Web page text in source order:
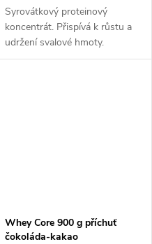
Syrovátkový proteinový
koncentrát. Přispívá k růstu a
udržení svalové hmoty.
Whey Core 900 g příchuť
čokoláda-kakao